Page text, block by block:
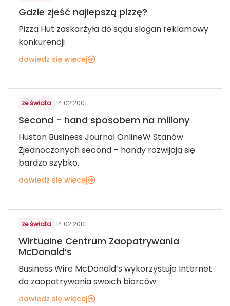
Gdzie zjeść najlepszą pizzę?
Pizza Hut zaskarżyła do sądu slogan reklamowy
konkurencji
dowiedz się więcej
ze świata |14.02.2001
Second - hand sposobem na miliony
Huston Business Journal OnlineW Stanów
Zjednoczonych second – handy rozwijają się
bardzo szybko.
dowiedz się więcej
ze świata |14.02.2001
Wirtualne Centrum Zaopatrywania
McDonald’s
Business Wire McDonald’s wykorzystuje Internet
do zaopatrywania swoich biorców
dowiedz się więcej